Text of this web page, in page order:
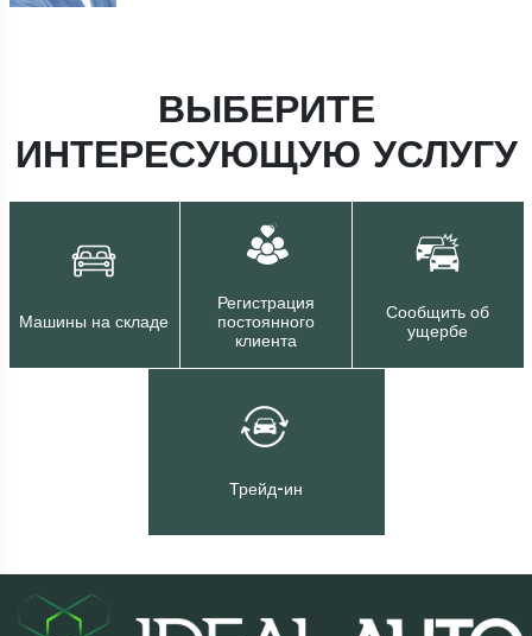
ВЫБЕРИТЕ
ИНТЕРЕСУЮЩУЮ УСЛУГУ
Машины на складе
Регистрация
постоянного
клиента
Сообщить об
ущербе
Трейд-ин